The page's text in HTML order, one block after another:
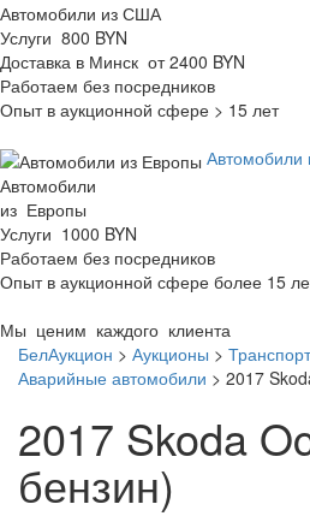
Автомобили из США
Услуги 800 BYN
Доставка в Минск от 2400 BYN
Работаем без посредников
Опыт в аукционной сфере > 15 лет
Автомобили
Автомобили
из Европы
Услуги 1000 BYN
Работаем без посредников
Опыт в аукционной сфере более 15
Мы ценим каждого клиента
БелАукцион > Аукционы >
Аварийные автомобили > 2017
2017 Skoda
бензин)